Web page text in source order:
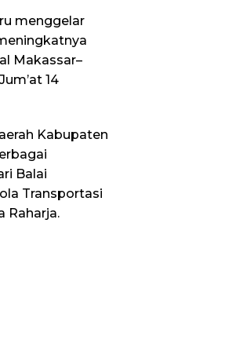
menggelar
Makassar–
14
Kabupaten
Balai
Transportasi
Raharja.